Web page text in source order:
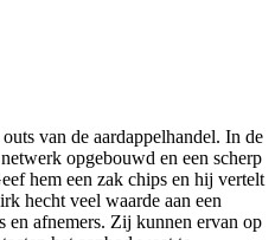
van de aardappelhandel. In de
opgebouwd en een scherp
hem een zak chips en hij vertelt
hecht veel waarde aan een
en afnemers. Zij kunnen ervan op